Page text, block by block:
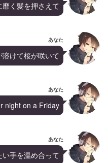
靡く髪を押さえて
あなた
溶けて桜が咲いて
あなた
night on a Friday
あなた
い手を温め合って